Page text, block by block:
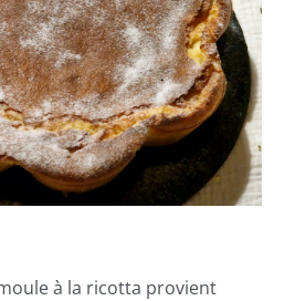
à la ricotta provient